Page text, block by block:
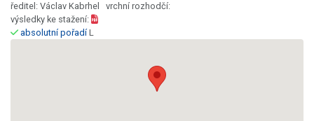
ředitel: Václav Kabrhel vrchní rozhodčí:
výsledky ke stažení:
absolutní pořadíL